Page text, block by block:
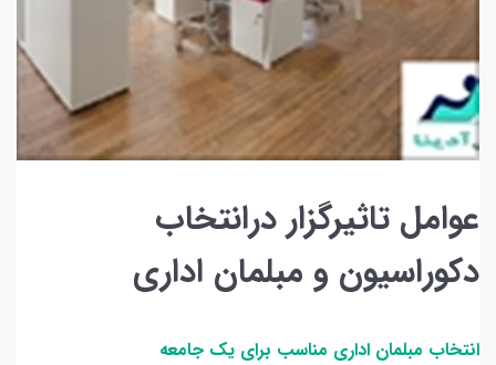
عوامل تاثیرگزار درانتخاب
دکوراسیون و مبلمان اداری
انتخاب مبلمان اداری مناسب برای یک جامعه